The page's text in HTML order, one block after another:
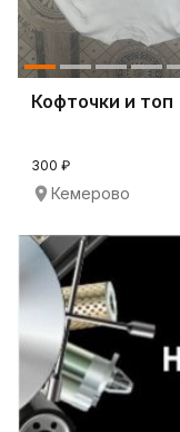
Кофточки и топ
300 ₽
Кемерово